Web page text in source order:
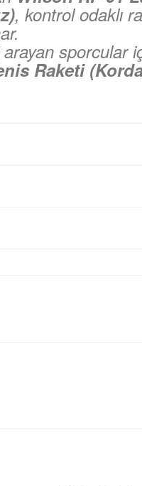
, kontrol odaklı
sporcular
Raketi